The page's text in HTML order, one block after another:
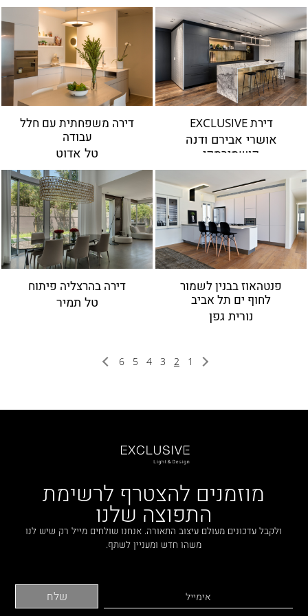
ירון טל
ירון אלדד
רונה לוין
אפרת קיסוס
פיצו קדם
מיכי סתר
מיכל שיין
רויטל תמיר
אדריכלים
דירת EXCLUSIVE
אושרי אבירם ודנה
קושמירסקי
דירה משפחתית עם חלל
עבודה
טל אדוט
פנטהאוז בבנין לשמור
לחוף ים תל אביב
נורית גפן
דירה בהרצליה פיתוח
טל תמיר
1
2
3
4
5
6
מוזמנים להצטרף לרשימת
התפוצה שלנו
ולקבל עדכונים מעולם עיצוב התאורה. אנחנו שולחים מייל רק שיש לנו
משהו חדש ומעניין לשתף.